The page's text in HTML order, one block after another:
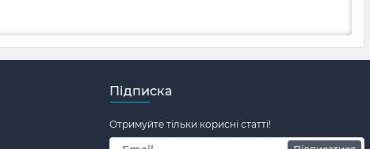
Підписка
Отримуйте тільки корисні статті!